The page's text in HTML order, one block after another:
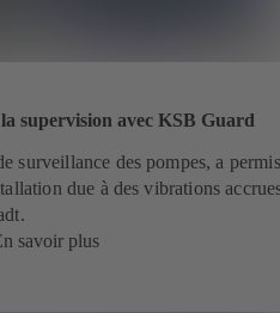
supervision avec KSB Guard
surveillance des pompes, a permis
due à des vibrations
savoir plus